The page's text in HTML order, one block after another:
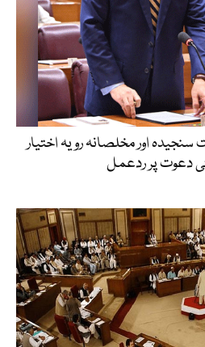
اور مخلصانہ رویہ اختیار
دعوت پر ردعمل